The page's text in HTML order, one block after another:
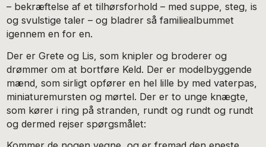
– bekræftelse af et tilhørsforhold – med suppe, steg, is
og svulstige taler – og bladrer så familiealbummet
igennem en for en.
Der er Grete og Lis, som knipler og broderer og
drømmer om at bortføre Keld. Der er modelbyggende
mænd, som sirligt opfører en hel lille by med vaterpas,
miniaturemursten og mørtel. Der er to unge knægte,
som kører i ring på stranden, rundt og rundt og rundt
og dermed rejser spørgsmålet: